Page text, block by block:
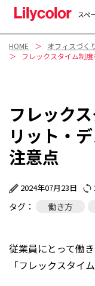
スペ
HOME
オフィスづく
フレックスタイム制
フレック
リット・
注意点
2024年07月23日
タグ： 働き方
従業員にとって働
「フレックスタイ